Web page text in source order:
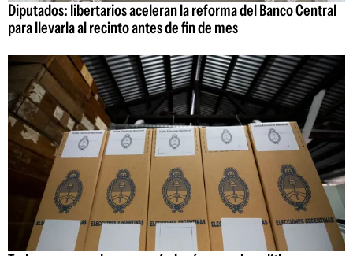
Diputados: libertarios aceleran la reforma del Banco Central
para llevarla al recinto antes de fin de mes